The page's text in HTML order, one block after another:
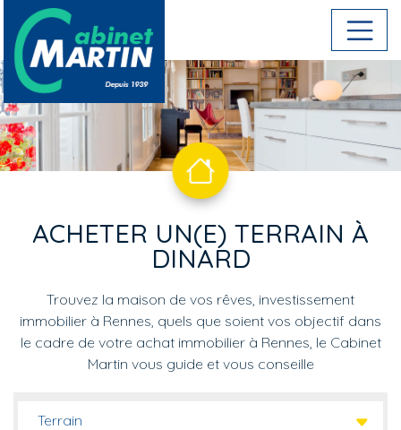
Aller au contenu principal
ACHETER UN(E) TERRAIN À
DINARD
Trouvez la maison de vos rêves, investissement
immobilier à Rennes, quels que soient vos objectif dans
le cadre de votre achat immobilier à Rennes, le Cabinet
Martin vous guide et vous conseille
Terrain